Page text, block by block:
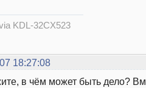
KDL-32CX523
18:27:08
в чём может быть дело?